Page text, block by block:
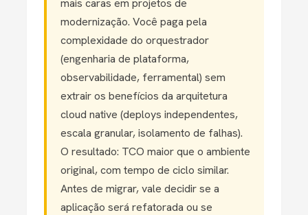
modernização. Você paga pela
complexidade do orquestrador
(engenharia de plataforma,
observabilidade, ferramental) sem
extrair os benefícios da arquitetura
cloud native (deploys independentes,
escala granular, isolamento de falhas).
O resultado: TCO maior que o ambiente
original, com tempo de ciclo similar.
Antes de migrar, vale decidir se a
aplicação será refatorada ou se